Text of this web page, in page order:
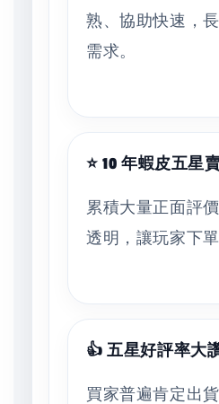
熟、協助快速，
需求。
⭐ 10 年蝦皮五星
累積大量正面評
透明，讓玩家下單
👍 五星好評率大
買家普遍肯定出